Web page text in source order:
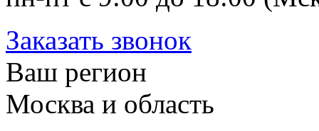
Заказать звонок
Ваш регион
Москва и область